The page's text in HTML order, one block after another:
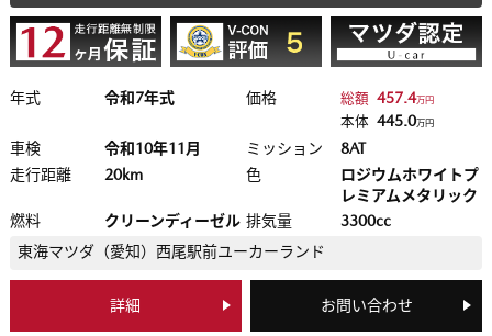
年式 令和7年式 価格 総額 457.4万円
本体 445.0万円
車検 令和10年11月 ミッション
8AT
走行距離
20km 色
ロジウムホワイトプ
レミアムメタリック
燃料
クリーンディーゼル 排気量
3300cc
東海マツダ（愛知） 西尾駅前ユーカーランド
詳細 お問い合わせ